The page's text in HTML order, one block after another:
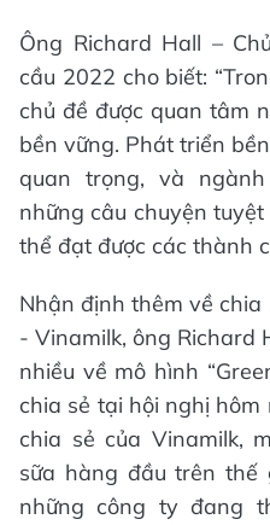
Ông Richard Hall –
cầu 2022 cho biết:
chủ đề được quan tâm
bền vững. Phát triển
quan trọng, và
những câu chuyện
thể đạt được các thành
Nhận định thêm về
- Vinamilk, ông Richard
nhiều về mô hình
chia sẻ tại hội nghị hôm
chia sẻ của Vinamilk,
sữa hàng đầu trên thế
những công ty đang